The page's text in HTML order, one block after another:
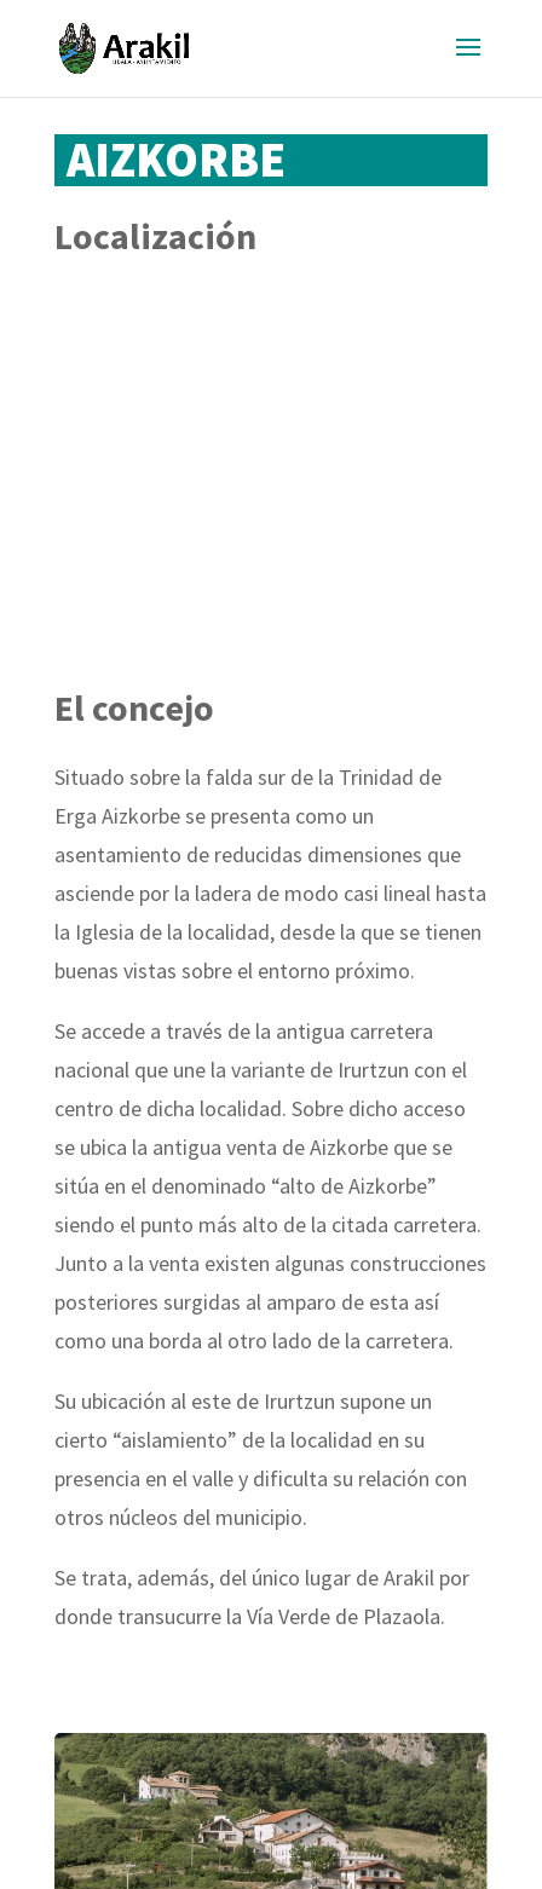
AIZKORBE
Localización
El concejo
Situado sobre la falda sur de la Trinidad de
Erga Aizkorbe se presenta como un
asentamiento de reducidas dimensiones que
asciende por la ladera de modo casi lineal hasta
la Iglesia de la localidad, desde la que se tienen
buenas vistas sobre el entorno próximo.
Se accede a través de la antigua carretera
nacional que une la variante de Irurtzun con el
centro de dicha localidad. Sobre dicho acceso
se ubica la antigua venta de Aizkorbe que se
sitúa en el denominado “alto de Aizkorbe”
siendo el punto más alto de la citada carretera.
Junto a la venta existen algunas construcciones
posteriores surgidas al amparo de esta así
como una borda al otro lado de la carretera.
Su ubicación al este de Irurtzun supone un
cierto “aislamiento” de la localidad en su
presencia en el valle y dificulta su relación con
otros núcleos del municipio.
Se trata, además, del único lugar de Arakil por
donde transucurre la Vía Verde de Plazaola.